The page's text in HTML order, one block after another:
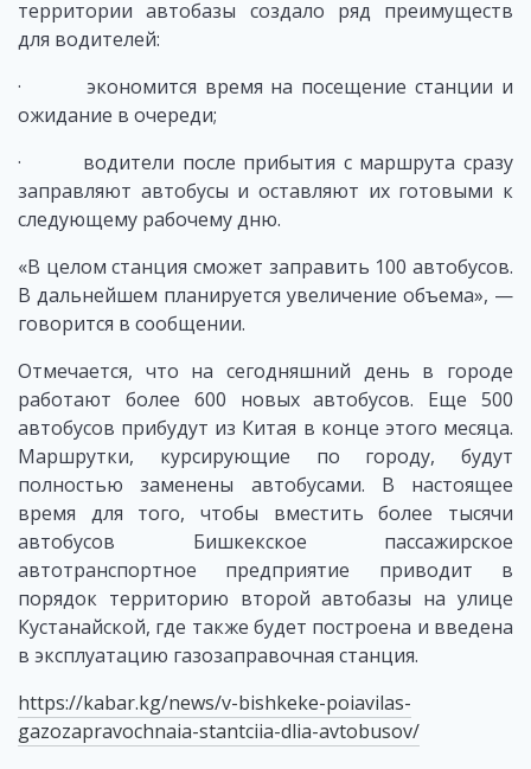
территории автобазы создало ряд преимуществ
для водителей:
· экономится время на посещение станции и
ожидание в очереди;
· водители после прибытия с маршрута сразу
заправляют автобусы и оставляют их готовыми к
следующему рабочему дню.
«В целом станция сможет заправить 100 автобусов.
В дальнейшем планируется увеличение объема», —
говорится в сообщении.
Отмечается, что на сегодняшний день в городе
работают более 600 новых автобусов. Еще 500
автобусов прибудут из Китая в конце этого месяца.
Маршрутки, курсирующие по городу, будут
полностью заменены автобусами. В настоящее
время для того, чтобы вместить более тысячи
автобусов Бишкекское пассажирское
автотранспортное предприятие приводит в
порядок территорию второй автобазы на улице
Кустанайской, где также будет построена и введена
в эксплуатацию газозаправочная станция.
https://kabar.kg/news/v-bishkeke-poiavilas-
gazozapravochnaia-stantciia-dlia-avtobusov/